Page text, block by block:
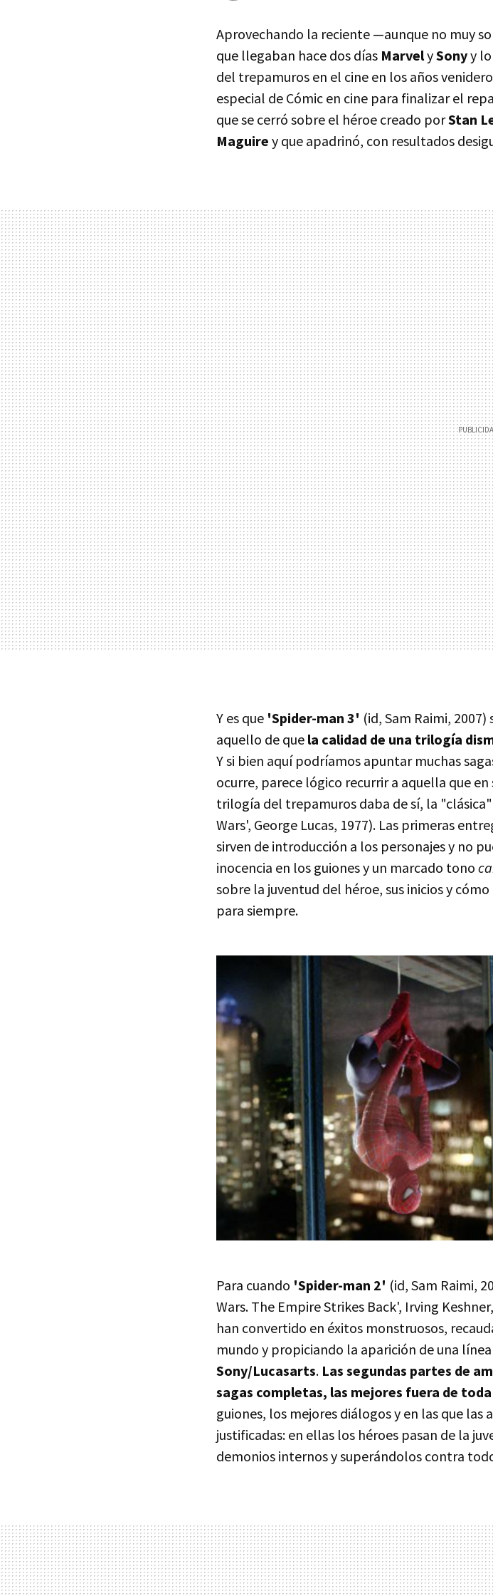
Aprovechando la reciente —aunque no muy
que llegaban hace dos días MarvelySonyy
del trepamuros en el cine en los años
especial de Cómic en cine para finalizar el
que se cerró sobre el héroe creado porStan
Maguire y que apadrinó, con resultados
Y es que 'Spider-man 3' (id, Sam Raimi,
aquello de que la calidad de una trilogía
Y si bien aquí podríamos apuntar muchas
ocurre, parece lógico recurrir a aquella que en
trilogía del trepamuros daba de sí, la
Wars', George Lucas, 1977). Las primeras
sirven de introducción a los personajes y no
inocencia en los guiones y un marcado tono
sobre la juventud del héroe, sus inicios y
para siempre.
Para cuando 'Spider-man 2' (id, Sam Raimi,
Wars. The Empire Strikes Back', Irving
han convertido en éxitos monstruosos,
mundo y propiciando la aparición de una
Sony/Lucasarts. Las segundas partes de
sagas completas, las mejores fuera de
guiones, los mejores diálogos y en las que las
justificadas: en ellas los héroes pasan de la
demonios internos y superándolos contra